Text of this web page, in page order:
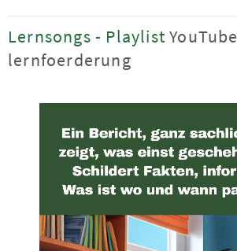
Lernsongs - PlaylistYouTube
lernfoerderung